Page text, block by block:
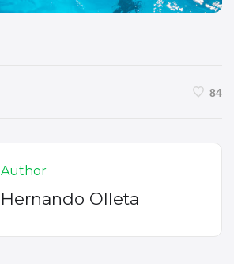
84
Author
Hernando Olleta